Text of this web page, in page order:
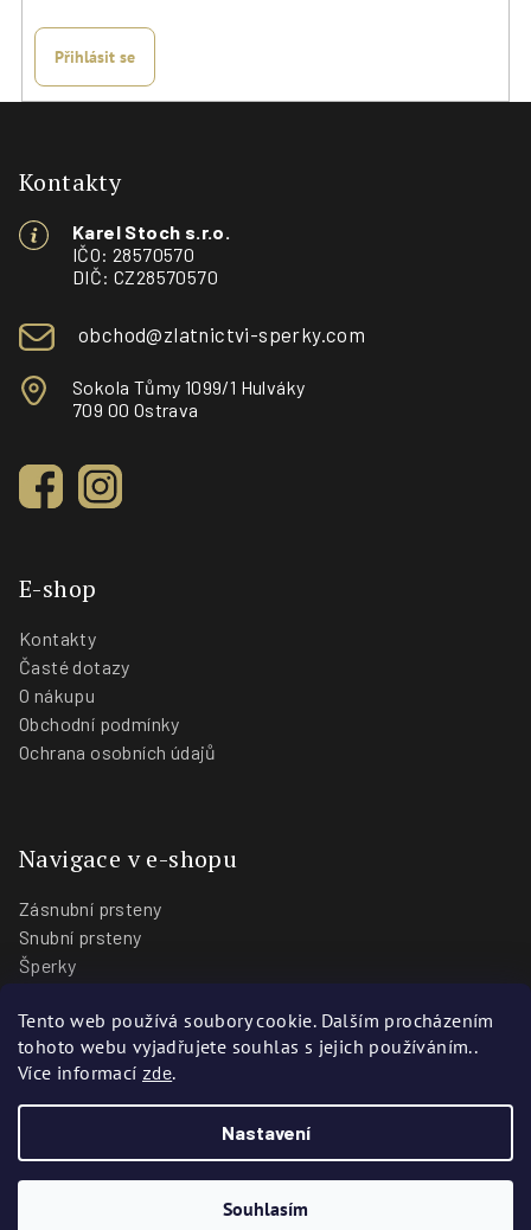
Tento web používá soubory cookie. Dalším procházením
tohoto webu vyjadřujete souhlas s jejich používáním..
Více informací zde.
Nastavení
Souhlasím
Přihlásit se
Kontakty
Karel Stoch s.r.o.
IČO: 28570570
DIČ: CZ28570570
obchod@zlatnictvi-sperky.com
Sokola Tůmy 1099/1 Hulváky
709 00 Ostrava
E-shop
Kontakty
Časté dotazy
O nákupu
Obchodní podmínky
Ochrana osobních údajů
Navigace v e-shopu
Zásnubní prsteny
Snubní prsteny
Šperky
Blog
Prodejny
Zlatnictví Stoch. Všechna práva vyhrazena.
VytvořiliWebotvůrci.cz